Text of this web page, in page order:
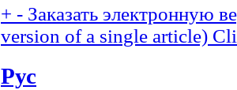
+ - Заказать электронную
version of a single article)
Рус